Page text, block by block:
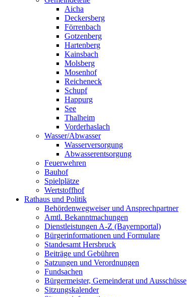
Aicha
Deckersberg
Förrenbach
Gotzenberg
Hartenberg
Kainsbach
Molsberg
Mosenhof
Reicheneck
Schupf
Happurg
See
Thalheim
Vorderhaslach
Wasser/Abwasser
Wasserversorgung
Abwasserentsorgung
Feuerwehren
Bauhof
Spielplätze
Wertstoffhof
Rathaus und Politik
Behördenwegweiser und Ansprechpartner
Amtl. Bekanntmachungen
Dienstleistungen A-Z (Bayernportal)
Bürgerinformationen und Formulare
Standesamt Hersbruck
Beiträge und Gebühren
Satzungen und Verordnungen
Fundsachen
Bürgermeister, Gemeinderat und Ausschüsse
Sitzungskalender